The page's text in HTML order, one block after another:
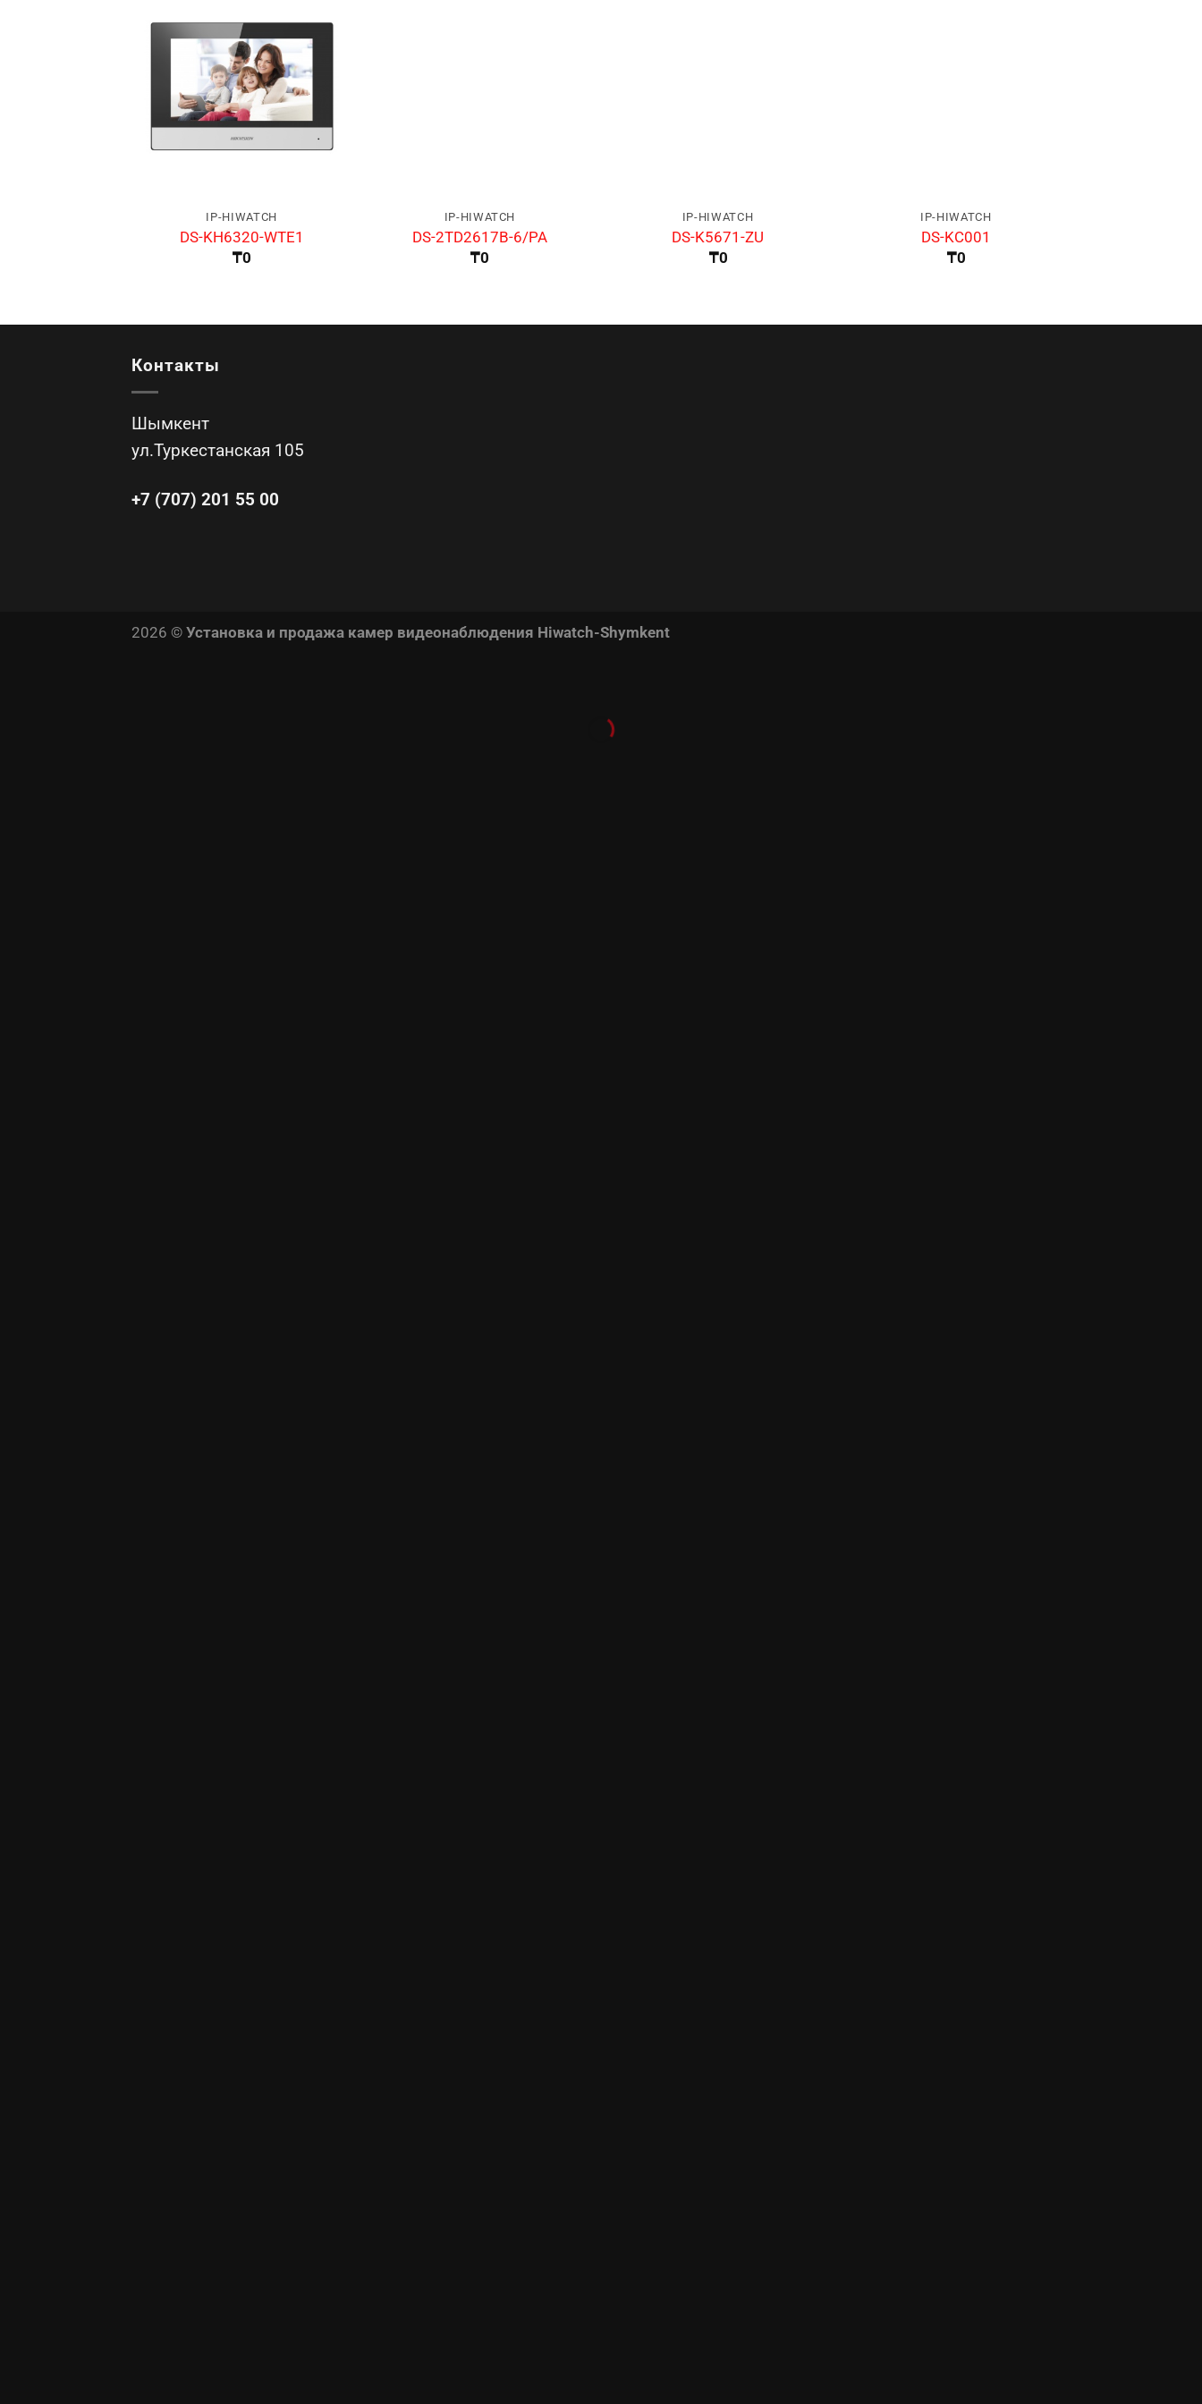
IP-HIWATCH
DS-KH6320-WTE1
₸0
IP-HIWATCH
DS-2TD2617B-6/PA
₸0
IP-HIWATCH
DS-K5671-ZU
₸0
IP-HIWATCH
DS-KC001
₸0
Контакты
Шымкент
ул.Туркестанская 105
+7 (707) 201 55 00
2026 © Установка и продажа камер видеонаблюдения Hiwatch-Shymkent